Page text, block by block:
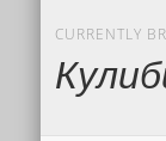
CURRENTLY